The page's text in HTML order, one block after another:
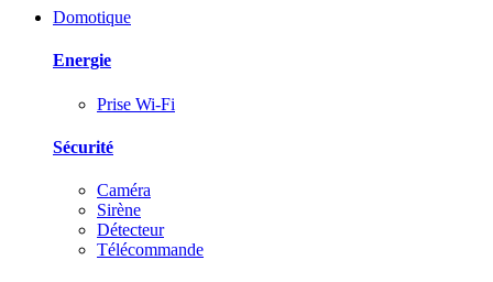
Domotique
Energie
Prise Wi-Fi
Sécurité
Caméra
Sirène
Détecteur
Télécommande